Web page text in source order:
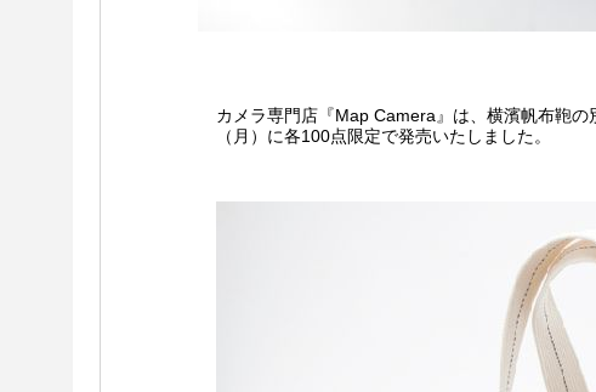
カメラ専門店『Map Camera』は、横濱帆布鞄
（月）に各100点限定で発売いたしました。